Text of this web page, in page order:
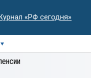
«РФ сегодня»
Деловая